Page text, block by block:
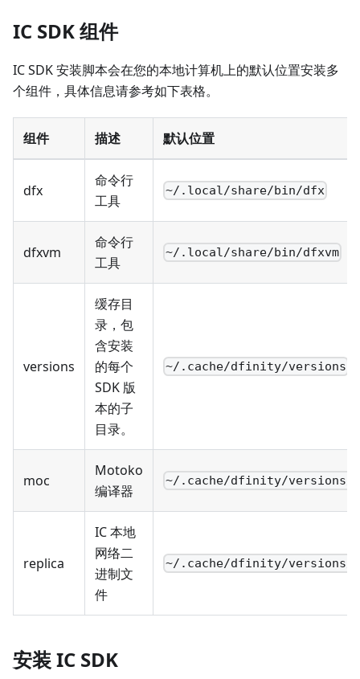
IC SDK 组件
IC SDK 安装脚本会在您的本地计算机上的默认位置安装多
个组件，具体信息请参考如下表格。
组件 描述 默认位置
dfx
命令行
工具
~/.local/share/bin/dfx
dfxvm
命令行
工具
~/.local/share/bin/dfxvm
versions
缓存目
录，包
含安装
的每个
SDK 版
本的子
目录。
~/.cache/dfinity/versions
moc
Motoko
编译器
~/.cache/dfinity/versions/
replica
IC 本地
网络二
进制文
件
~/.cache/dfinity/versions/
安装 IC SDK